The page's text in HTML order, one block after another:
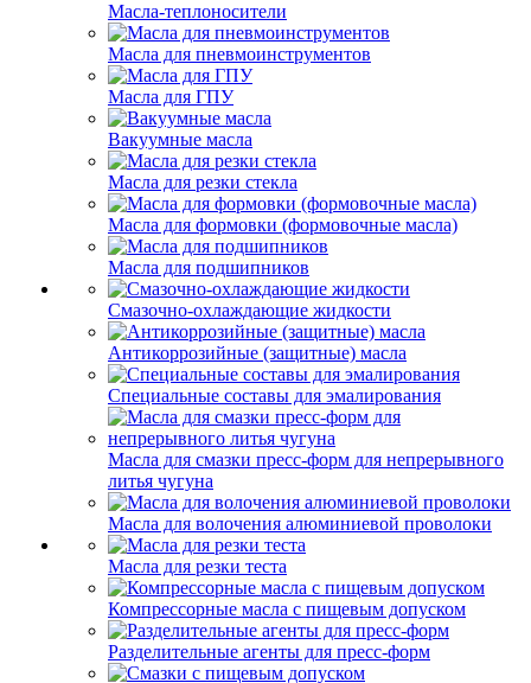
Масла-теплоносители
Масла для пневмоинструментов
Масла для ГПУ
Вакуумные масла
Масла для резки стекла
Масла для формовки (формовочные масла)
Масла для подшипников
Смазочно-охлаждающие жидкости
Антикоррозийные (защитные) масла
Специальные составы для эмалирования
Масла для смазки пресс-форм для непрерывного
литья чугуна
Масла для волочения алюминиевой проволоки
Масла для резки теста
Компрессорные масла с пищевым допуском
Разделительные агенты для пресс-форм